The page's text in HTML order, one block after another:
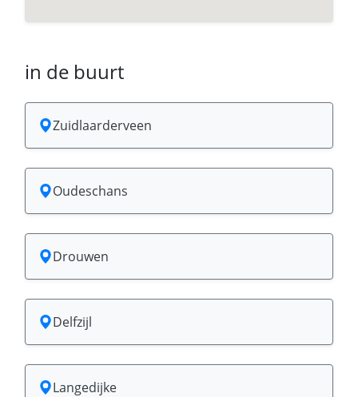
in de buurt
Zuidlaarderveen
Oudeschans
Drouwen
Delfzijl
Langedijke